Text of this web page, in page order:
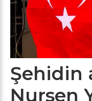
Şehidin
Nursen